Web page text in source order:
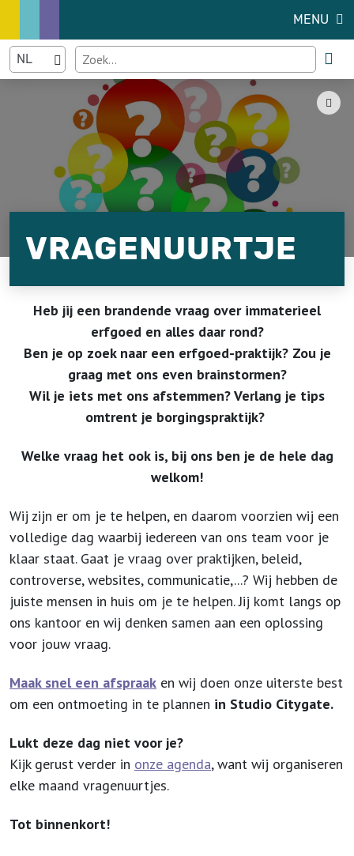
MENU
VRAGENUURTJE
Heb jij een brandende vraag over immaterieel
erfgoed en alles daar rond?
Ben je op zoek naar een erfgoed-praktijk? Zou je
graag met ons even brainstormen?
Wil je iets met ons afstemmen?Verlang je tips
omtrent je borgingspraktijk?
Welke vraag het ook is, bij ons ben je de hele dag
welkom!
Wij zijn er om je te helpen, en daarom voorzien wij een
volledige dag waarbij iedereen van ons team voor je
klaar staat. Gaat je vraag over praktijken, beleid,
controverse, websites, communicatie,...? Wij hebben de
juiste mensen in huis om je te helpen. Jij komt langs op
ons kantoor en wij denken samen aan een oplossing
voor jouw vraag.
Maak snel een afspraak en wij doen onze uiterste best
om een ontmoeting in te plannen in Studio Citygate.
Lukt deze dag niet voor je?
Kijk gerust verder in onze agenda, want wij organiseren
elke maand vragenuurtjes.
Tot binnenkort!